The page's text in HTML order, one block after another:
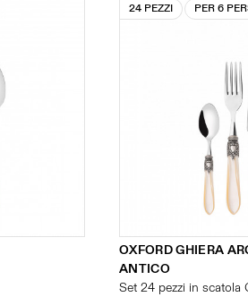
24 PEZZI PER 6
OXFORD GHIERA
ANTICO
Set 24 pezzi in scatola